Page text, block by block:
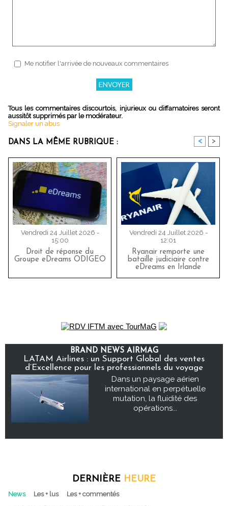
Me notifier l'arrivée de nouveaux commentaires
Tous les commentaires discourtois, injurieux ou diffamatoires seront
aussitôt supprimés par le modérateur.
Signaler un abus
DANS LA MÊME RUBRIQUE : < >
Vendredi 24 Juillet 2026 -
15:00
Droit de réponse du
Groupe eDreams ODIGEO
Vendredi 24 Juillet 2026 -
12:01
Ryanair remporte une
bataille judiciaire contre
eDreams en Irlande
BRAND NEWS AIRMAG
LATAM Airlines : un Support Global des ventes
d’Excellence pour les professionnels du voyage
Dans un paysage aérien
international en perpétuelle
mutation, la fluidité des
opérations...
DERNIÈRE HEURE
News Les + lus Les + commentés